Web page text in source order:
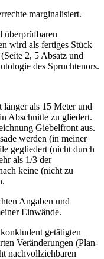
marginalisiert.
überprüfbaren
wird als fertiges Stück
2, 5 Absatz und
des Spruchtenors.
länger als 15 Meter und
Abschnitte zu gliedert.
Giebelfront aus.
werden (in meiner
gegliedert (nicht durch
als 1/3 der
keine (nicht zu
Angaben und
Einwände.
getätigten
Veränderungen (Plan-
nachvollziehbaren